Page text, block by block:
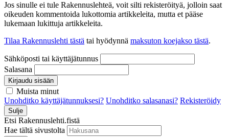
Jos sinulle ei tule Rakennuslehteä, voit silti rekisteröityä, jolloin saat
oikeuden kommentoida lukottomia artikkeleita, mutta et pääse
lukemaan lukittuja artikkeleita.
Tilaa Rakennuslehti tästä tai hyödynnä maksuton koejakso tästä.
Sähköposti tai käyttäjätunnus
Salasana
Kirjaudu sisään
Muista minut
Unohditko käyttäjätunnuksesi? Unohditko salasanasi? Rekisteröidy
Sulje
Etsi Rakennuslehti.fistä
Hae tältä sivustolta